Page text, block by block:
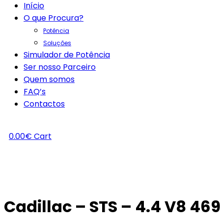
Início
O que Procura?
Potência
Soluções
Simulador de Potência
Ser nosso Parceiro
Quem somos
FAQ’s
Contactos
0.00€ Cart
Cadillac – STS – 4.4 V8